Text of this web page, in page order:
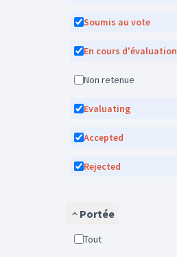
Soumis au vote
En cours d'évaluation
Non retenue
Evaluating
Accepted
Rejected
Portée
Tout